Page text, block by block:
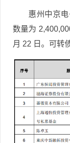
惠州中京
数量为
月 22 日。可转